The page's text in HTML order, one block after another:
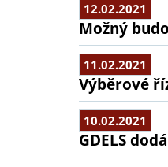
12.02.2021
Možný
11.02.2021
Výběrové
10.02.2021
GDELS